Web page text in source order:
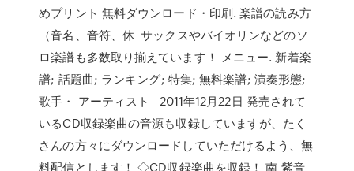
めプリント 無料ダウンロード・印刷. 楽譜の読み方
（音名、音符、休 サックスやバイオリンなどのソ
ロ楽譜も多数取り揃えています！ メニュー. 新着楽
譜; 話題曲; ランキング; 特集; 無料楽譜; 演奏形態;
歌手・ アーティスト 2011年12月22日 発売されて
いるCD収録楽曲の音源も収録していますが、たく
さんの方々にダウンロードしていただけるよう、無
料配信とします！ ◇CD収録楽曲を収録！ 南 紫音